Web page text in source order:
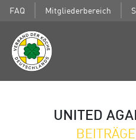
FAQ Mitgliederbereich
UNITED